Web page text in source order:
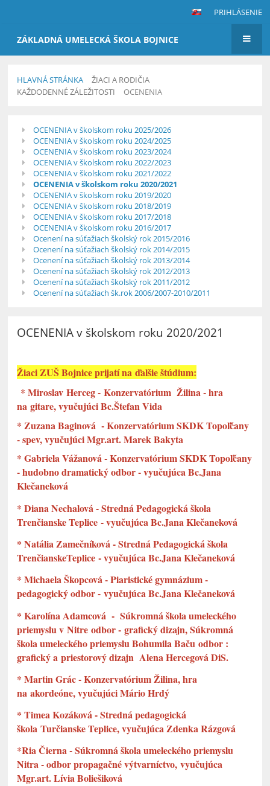
PRIHLÁSENIE
ZÁKLADNÁ UMELECKÁ ŠKOLA BOJNICE
HLAVNÁ STRÁNKA
ŽIACI A RODIČIA
KAŽDODENNÉ ZÁLEŽITOSTI
OCENENIA
OCENENIA v školskom roku 2025/2026
OCENENIA v školskom roku 2024/2025
OCENENIA v školskom roku 2023/2024
OCENENIA v školskom roku 2022/2023
OCENENIA v školskom roku 2021/2022
OCENENIA v školskom roku 2020/2021
OCENENIA v školskom roku 2019/2020
OCENENIA v školskom roku 2018/2019
OCENENIA v školskom roku 2017/2018
OCENENIA v školskom roku 2016/2017
Ocenení na súťažiach školský rok 2015/2016
Ocenení na súťažiach školský rok 2014/2015
Ocenení na súťažiach školský rok 2013/2014
Ocenení na súťažiach školský rok 2012/2013
Ocenení na súťažiach školský rok 2011/2012
Ocenení na súťažiach šk.rok 2006/2007-2010/2011
OCENENIA v školskom roku 2020/2021
Žiaci ZUŠ Bojnice prijatí na ďalšie štúdium:
* Miroslav Herceg - Konzervatórium Žilina - hra
na gitare, vyučujúci Bc.Štefan Vida
* Zuzana Baginová - Konzervatórium SKDK Topoľčany
- spev, vyučujúci Mgr.art. Marek Bakyta
* Gabriela Vážanová - Konzervatórium SKDK Topoľčany
- hudobno dramatický odbor - vyučujúca Bc.Jana
Klečaneková
* Diana Nechalová - Stredná Pedagogická škola
Trenčianske Teplice - vyučujúca Bc.Jana Klečaneková
* Natália Zamečníková - Stredná Pedagogická škola
TrenčianskeTeplice - vyučujúca Bc.Jana Klečaneková
* Michaela Škopcová - Piaristické gymnázium -
pedagogický odbor - vyučujúca Bc.Jana Klečaneková
* Karolína Adamcová - Súkromná škola umeleckého
priemyslu v Nitre odbor - grafický dizajn, Súkromná
škola umeleckého priemyslu Bohumila Baču odbor :
grafický a priestorový dizajn Alena Hercegová DiS.
* Martin Grác - Konzervatórium Žilina, hra
na akordeóne, vyučujúci Mário Hrdý
* Timea Kozáková - Stredná pedagogická
škola Turčianske Teplice, vyučujúca Zdenka Rázgová
*Ria Čierna - Súkromná škola umeleckého priemyslu
Nitra - odbor propagačné výtvarníctvo, vyučujúca
Mgr.art. Lívia Boliešiková